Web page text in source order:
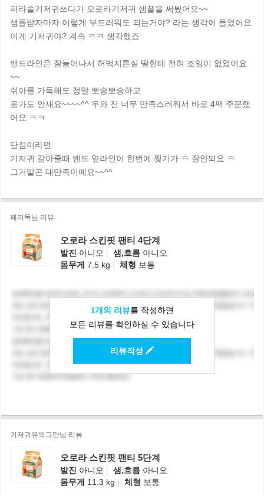
파라솔기저귀쓰다가 오로라기저귀 샘플을 써봤어요~~
샘플받자마자 이렇게 부드러워도 되는거야? 라는 생각이 들었어요
이게 기저귀야? 계속 ㅋㅋ 생각했죠
밴드라인은 잘늘어나서 허벅지튼실 딸한테 전혀 조임이 없었어요
~~
쉬아를 가득해도 정말 뽀송뽀송하고
응가도 안새요~~~~^^ 우와 전 너무 만족스러워서 바로 4팩 주문했
어요 ㅋㅋ
단점이라면
기저귀 갈아줄때 밴드 옆라인이 한번에 찢기가 ㅋ 잘안되요 ㅋ
그거말곤 대만족이예요~~^^
페리독님 리뷰
오로라 스킨핏 팬티 4단계
발진 아니오 | 샘,흐름 아니오
몸무게 7.5 kg | 체형 보통
1개의 리뷰를 작성하면
모든 리뷰를 확인하실 수 있습니다
리뷰작성
기저귀유목그만님 리뷰
오로라 스킨핏 팬티 5단계
발진 아니오 | 샘,흐름 아니오
몸무게 11.3 kg | 체형 보통